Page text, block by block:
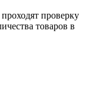
проверку
товаров в